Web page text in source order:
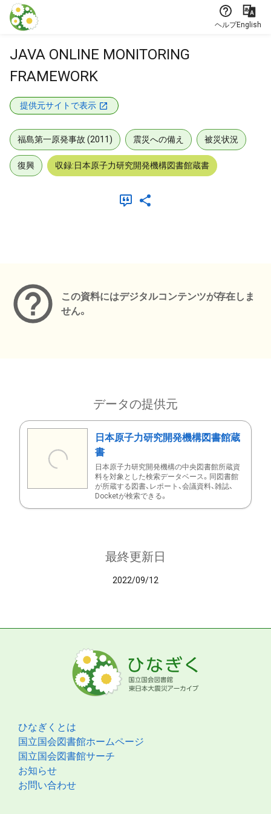
本文に飛ぶ
ヘルプEnglish
JAVA ONLINE MONITORING
FRAMEWORK
提供元サイトで表示
福島第一原発事故 (2011) 震災への備え 被災状況
復興 収録:日本原子力研究開発機構図書館蔵書
この資料にはデジタルコンテンツが存在しま
せん。
データの提供元
日本原子力研究開発機構図書館蔵
書
日本原子力研究開発機構の中央図書館所蔵資
料を対象とした検索データベース。同図書館
が所蔵する図書、レポート、会議資料、雑誌、
Docketが検索できる。
最終更新日
2022/09/12
ひなぎくとは
国立国会図書館ホームページ
国立国会図書館サーチ
お知らせ
お問い合わせ